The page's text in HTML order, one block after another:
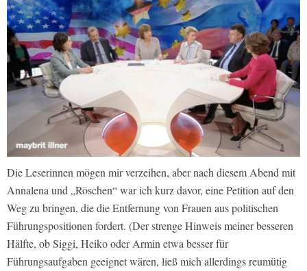
Die Leserinnen mögen mir verzeihen, aber nach diesem Abend mit
Annalena und „Röschen“ war ich kurz davor, eine Petition auf den
Weg zu bringen, die die Entfernung von Frauen aus politischen
Führungspositionen fordert. (Der strenge Hinweis meiner besseren
Hälfte, ob Siggi, Heiko oder Armin etwa besser für
Führungsaufgaben geeignet wären, ließ mich allerdings reumütig